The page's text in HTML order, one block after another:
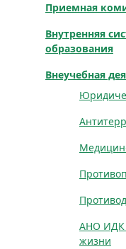
Приемная
Внутренняя
образования
Внеучебная
АНО ИДК
жизни